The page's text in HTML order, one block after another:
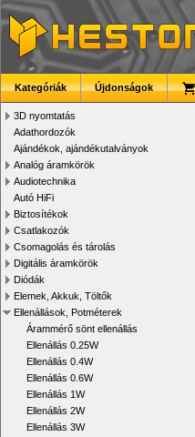
Kategóriák Újdonságok
3D nyomtatás
Adathordozók
Ajándékok, ajándékutalványok
Analóg áramkörök
Audiotechnika
Autó HiFi
Biztosítékok
Csatlakozók
Csomagolás és tárolás
Digitális áramkörök
Diódák
Elemek, Akkuk, Töltők
Ellenállások, Potméterek
Árammérő sönt ellenállás
Ellenállás 0.25W
Ellenállás 0.4W
Ellenállás 0.6W
Ellenállás 1W
Ellenállás 2W
Ellenállás 3W